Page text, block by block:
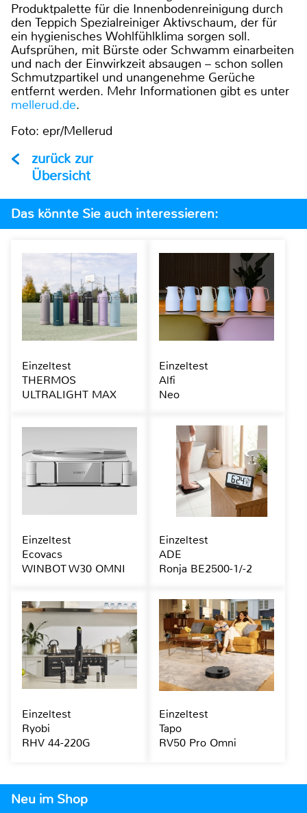
Produktpalette für die Innenbodenreinigung durch
den Teppich Spezialreiniger Aktivschaum, der für
ein hygienisches Wohlfühlklima sorgen soll.
Aufsprühen, mit Bürste oder Schwamm einarbeiten
und nach der Einwirkzeit absaugen – schon sollen
Schmutzpartikel und unangenehme Gerüche
entfernt werden. Mehr Informationen gibt es unter
mellerud.de.
Foto: epr/Mellerud
zurück zur
Übersicht
Neu im Shop
Das könnte Sie auch interessieren:
Einzeltest
THERMOS
ULTRALIGHT MAX
Einzeltest
Alfi
Neo
Einzeltest
Ecovacs
WINBOT W30 OMNI
Einzeltest
ADE
Ronja BE2500-1/-2
Einzeltest
Ryobi
RHV 44-220G
Einzeltest
Tapo
RV50 Pro Omni